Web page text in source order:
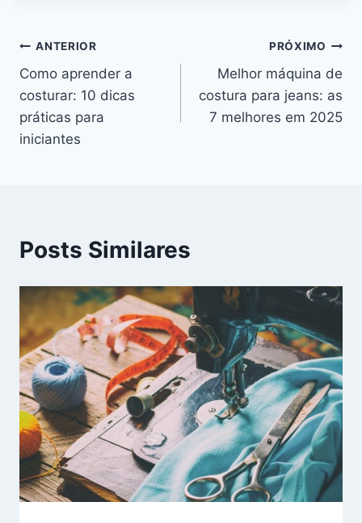
Navegação
de
Post
ANTERIOR
Como aprender a
costurar: 10 dicas
práticas para
iniciantes
PRÓXIMO
Melhor máquina de
costura para jeans: as
7 melhores em 2025
Posts Similares